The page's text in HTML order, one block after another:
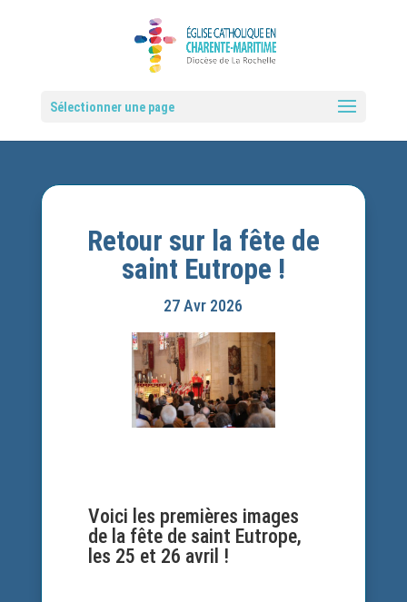
Sélectionner une page
Retour sur la fête de
saint Eutrope !
27 Avr 2026
Voici les premières images
de la fête de saint Eutrope,
les 25 et 26 avril !